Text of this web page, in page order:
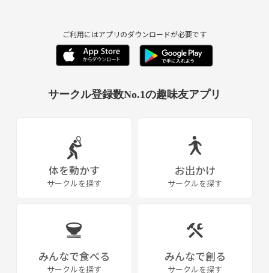
ご利用にはアプリのダウンロードが必要です
サークル登録数No.1の趣味友アプリ
体を動かす
サークルを探す
お出かけ
サークルを探す
みんなで食べる
サークルを探す
みんなで創る
サークルを探す